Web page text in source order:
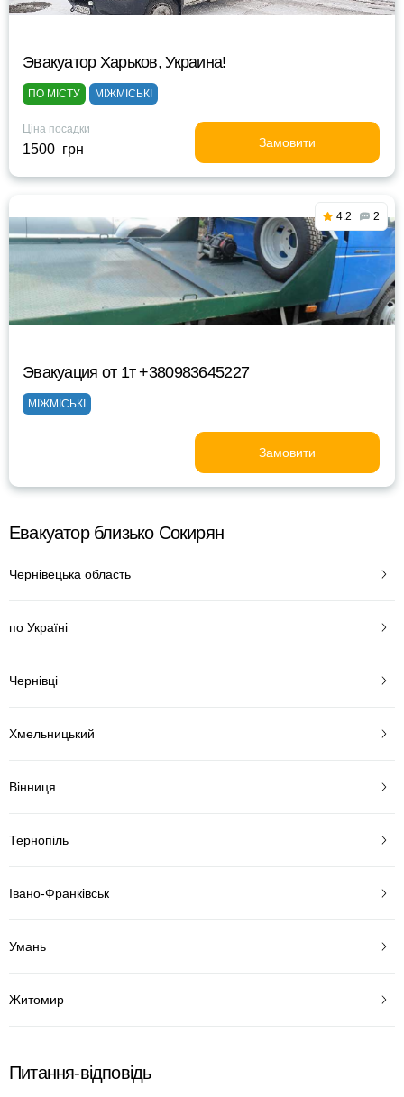
Эвакуатор Харьков, Украина!
ПО МІСТУ МІЖМІСЬКІ
Ціна посадки
1500 грн Замовити
4.2 2
Эвакуация от 1т +380983645227
МІЖМІСЬКІ
Замовити
Евакуатор близько Сокирян
Чернівецька область
по Україні
Чернівці
Хмельницький
Вінниця
Тернопіль
Івано-Франківськ
Умань
Житомир
Питання-відповідь